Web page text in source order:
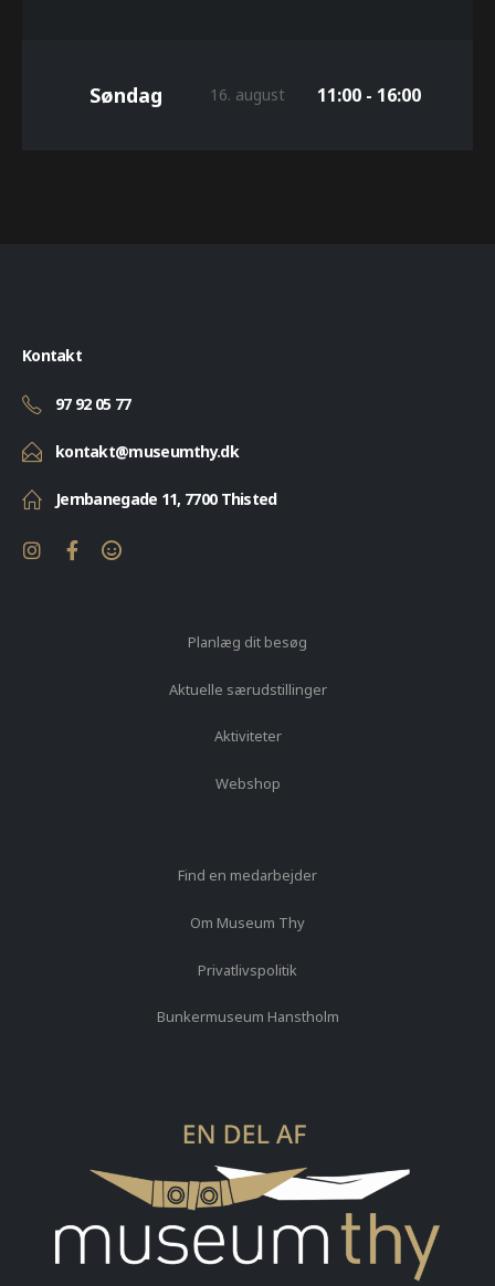
Søndag 16. august 11:00 - 16:00
Kontakt
97 92 05 77
kontakt@museumthy.dk
Jernbanegade 11, 7700 Thisted
Planlæg dit besøg
Aktuelle særudstillinger
Aktiviteter
Webshop
Find en medarbejder
Om Museum Thy
Privatlivspolitik
Bunkermuseum Hanstholm